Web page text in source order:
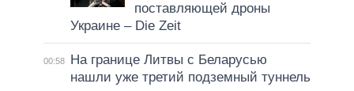
поставляющей дроны
Украине – Die Zeit
00:58
На границе Литвы с Беларусью
нашли уже третий подземный туннель